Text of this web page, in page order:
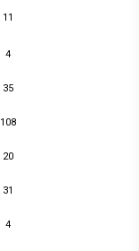
11
4
35
108
20
31
4